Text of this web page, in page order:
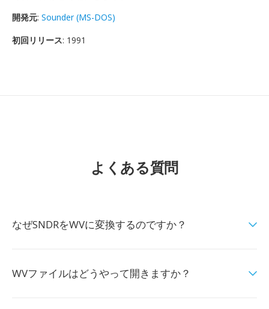
開発元: Sounder (MS-DOS)
初回リリース: 1991
よくある質問
なぜSNDRをWVに変換するのですか？
WVファイルはどうやって開きますか？